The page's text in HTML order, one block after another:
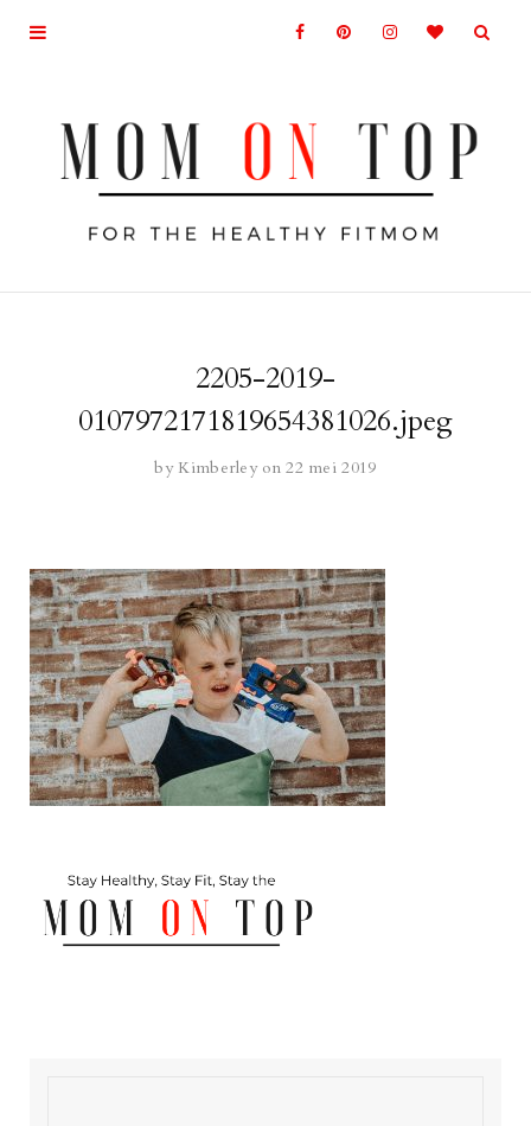
2205-2019-
0107972171819654381026.jpeg
by Kimberley on 22 mei 2019